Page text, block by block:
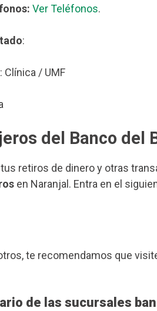
Ver Teléfonos.
:
: Clínica / UMF
del Banco del
tus retiros de dinero y otras
en Naranjal. Entra en el
te recomendamos que
de las sucursales